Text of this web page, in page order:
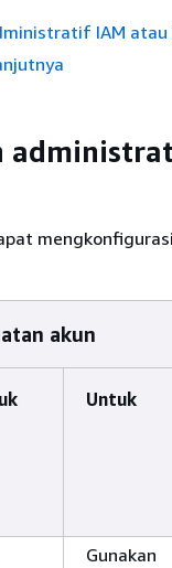
IAM
akun
Untuk
Gunakan